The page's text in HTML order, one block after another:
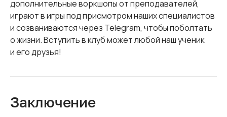
дополнительные воркшопы от преподавателей,
играют в игры под присмотром наших специалистов
и созваниваются через Telegram, чтобы поболтать
о жизни. Вступить в клуб может любой наш ученик
и его друзья!
Заключение